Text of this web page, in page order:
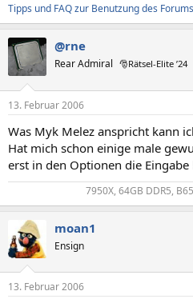
Tipps und FAQ zur Benutzung des Forums
@rne
Rear Admiral 🎅Rätsel-Elite ’24
13. Februar 2006
Was Myk Melez anspricht kann
Hat mich schon einige male
erst in den Optionen die
7950X, 64GB DDR5,
moan1
Ensign
13. Februar 2006